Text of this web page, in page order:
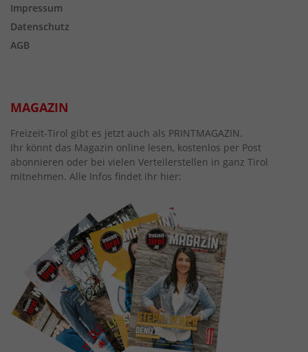
Impressum
Datenschutz
AGB
MAGAZIN
Freizeit-Tirol gibt es jetzt auch als PRINTMAGAZIN.
Ihr könnt das Magazin online lesen, kostenlos per Post
abonnieren oder bei vielen Verteilerstellen in ganz Tirol
mitnehmen. Alle Infos findet ihr hier: